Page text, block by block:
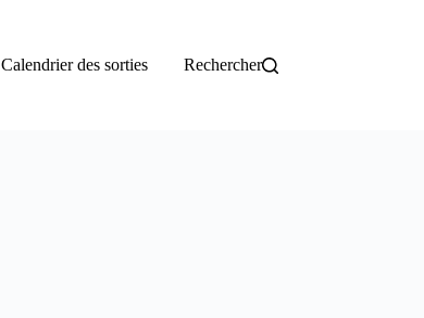
Calendrier des sorties Rechercher